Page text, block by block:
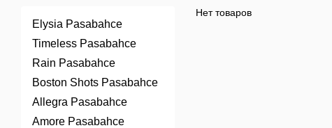
Нет товаров
Elysia Pasabahce
Timeless Pasabahce
Rain Pasabahce
Boston Shots Pasabahce
Allegra Pasabahce
Amore Pasabahce